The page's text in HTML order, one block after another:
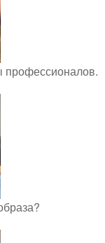
профессионалов.